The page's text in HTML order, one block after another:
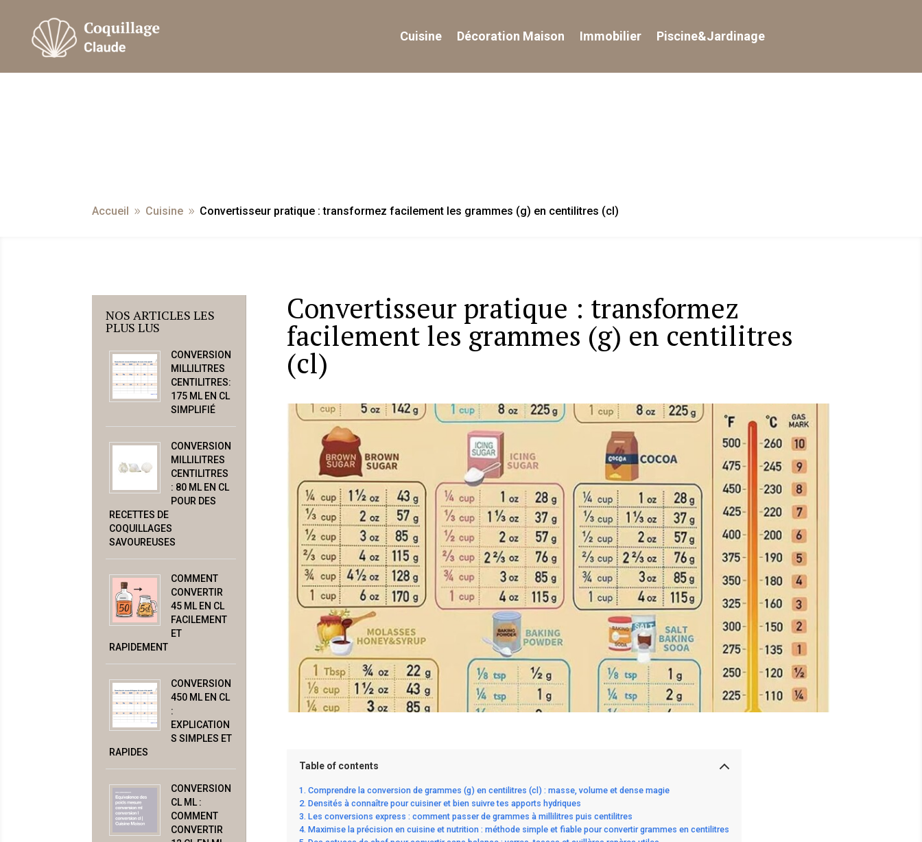
Cuisine Décoration Maison Immobilier Piscine&Jardinage
Accueil 9 Cuisine 9 Convertisseur pratique : transformez facilement les grammes (g) en centilitres (cl)
NOS ARTICLES LES
PLUS LUS
CONVERSION
MILLILITRES
CENTILITRES:
175 ML EN CL
SIMPLIFIÉ
CONVERSION
MILLILITRES
CENTILITRES
: 80 ML EN CL
POUR DES
RECETTES DE
COQUILLAGES
SAVOUREUSES
COMMENT
CONVERTIR
45 ML EN CL
FACILEMENT
ET
RAPIDEMENT
CONVERSION
450 ML EN CL
:
EXPLICATION
S SIMPLES ET
RAPIDES
CONVERSION
CL ML :
COMMENT
CONVERTIR
Convertisseur pratique : transformez
facilement les grammes (g) en centilitres
(cl)
Table of contents
Comprendre la conversion de grammes (g) en centilitres (cl) : masse, volume et dense magie
Densités à connaître pour cuisiner et bien suivre tes apports hydriques
Les conversions express : comment passer de grammes à millilitres puis centilitres
Maximise la précision en cuisine et nutrition : méthode simple et fiable pour convertir grammes en centilitres